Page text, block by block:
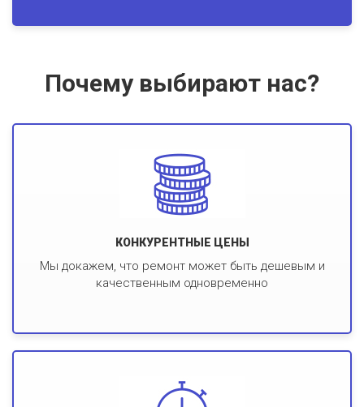
Почему выбирают нас?
КОНКУРЕНТНЫЕ ЦЕНЫ
Мы докажем, что ремонт может быть дешевым и
качественным одновременно